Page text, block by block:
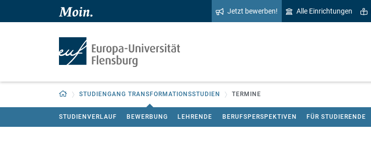
Zum Hauptinhalt springen
Zur Navigation springen
Jetzt bewerben! Alle Einrichtungen
Zurück zur Startseite
STUDIENGANG TRANSFORMATIONSSTUDIEN TERMINE
STUDIENVERLAUF BEWERBUNG LEHRENDE BERUFSPERSPEKTIVEN FÜR STUDIERENDE